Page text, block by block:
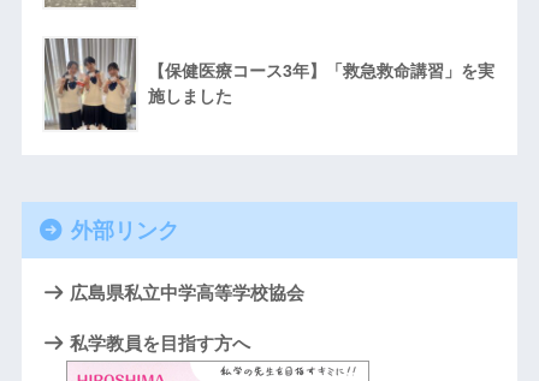
【保健医療コース3年】「救急救命講習」を実
施しました
外部リンク
広島県私立中学高等学校協会
私学教員を目指す方へ